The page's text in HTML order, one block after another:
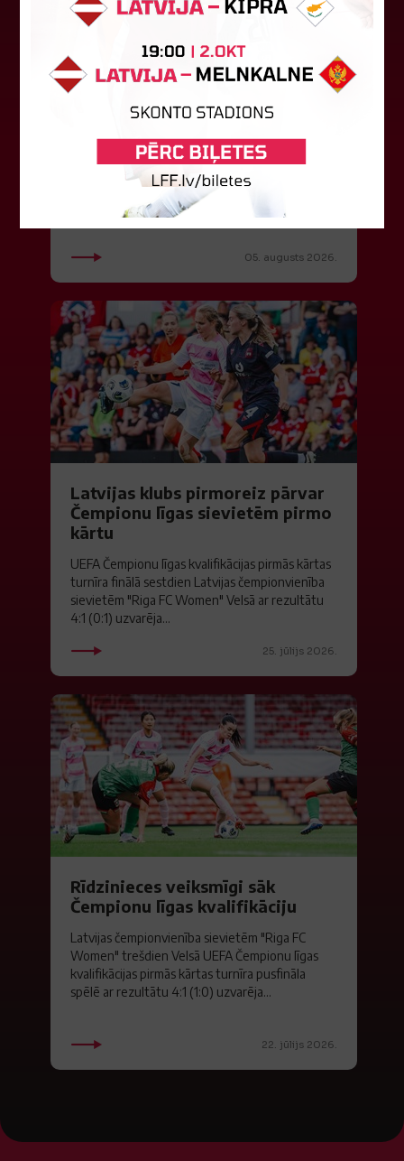
"Riga FC Women" liek kārtīgi
pasvīst dānietēm
Latvijas čempions sieviešu futbolā "Riga FC
Women" trešdien aizvadīja UEFA Čempionu līgas
kvalifikācijas otrās kārtas pusfināla spēli Dānijā
pret "HB Køge". Cīņā pret...
05. augusts 2026.
Latvijas klubs pirmoreiz pārvar
Čempionu līgas sievietēm pirmo
kārtu
UEFA Čempionu līgas kvalifikācijas pirmās kārtas
turnīra finālā sestdien Latvijas čempionvienība
sievietēm "Riga FC Women" Velsā ar rezultātu
4:1 (0:1) uzvarēja...
25. jūlijs 2026.
Rīdzinieces veiksmīgi sāk
Čempionu līgas kvalifikāciju
Latvijas čempionvienība sievietēm "Riga FC
Women" trešdien Velsā UEFA Čempionu līgas
kvalifikācijas pirmās kārtas turnīra pusfināla
spēlē ar rezultātu 4:1 (1:0) uzvarēja...
22. jūlijs 2026.